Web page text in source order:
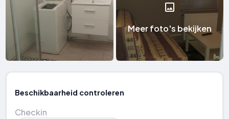
Meer foto's bekijken
Beschikbaarheid controleren
Checkin